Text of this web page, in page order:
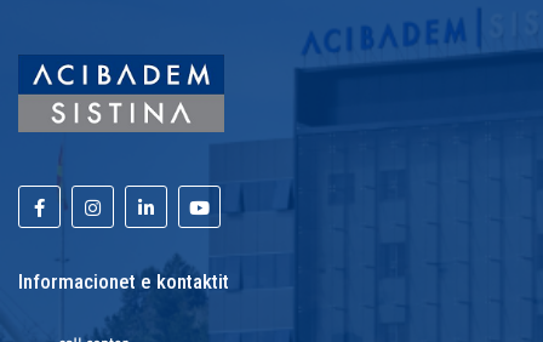
Informacionet e kontaktit